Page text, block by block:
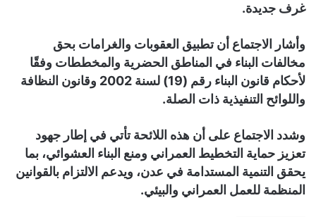
غرف جديدة.
وأشار الاجتماع أن تطبيق العقوبات والغرامات بحق
مخالفات البناء في المناطق الحضرية والمخططات وفقًا
لأحكام قانون البناء رقم (19) لسنة 2002 وقانون النظافة
واللوائح التنفيذية ذات الصلة.
وشدد الاجتماع على أن هذه اللائحة تأتي في إطار جهود
تعزيز حماية التخطيط العمراني ومنع البناء العشوائي، بما
يحقق التنمية المستدامة في عدن، ويدعم الالتزام بالقوانين
المنظمة للعمل العمراني والبيئي.